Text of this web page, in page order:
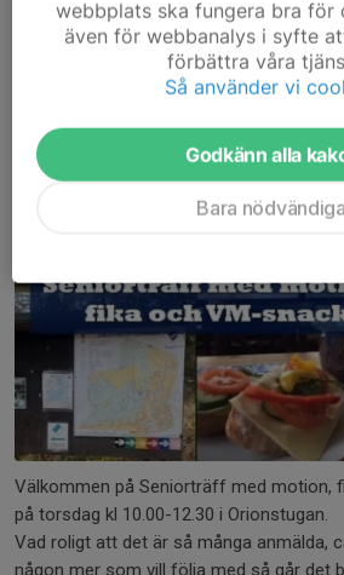
OK Orion hälsar oss
torsdag 12/2
0 kommentarer
Välkommen på Seniorträff med motion,
på torsdag kl 10.00-12.30 i Orionstugan.
Vad roligt att det är så många anmälda,
någon mer som vill följa med så går det
webbplats ska fungera bra för
även för webbanalys i syfte
förbättra våra
Så använder vi
Godkänn alla
Bara nödvändiga